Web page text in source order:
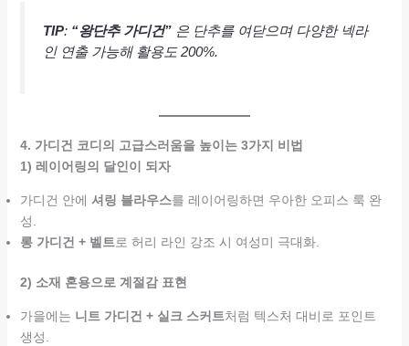
TIP: “왕단추 가디건”은 단추를 여닫으며 다양한 넥라
인 연출 가능해 활용도 200%.
4. 가디건 코디의 고급스러움을 높이는 3가지 비법
1) 레이어링의 달인이 되자
가디건 안에 셔링 블라우스를 레이어링하면 우아한 오피스 룩 완
성.
롱 가디건 + 벨트로 허리 라인 강조 시 여성미 극대화.
2) 소재 혼용으로 계절감 표현
가을에는 니트 가디건 + 실크 스커트처럼 텍스처 대비로 포인트
생성.